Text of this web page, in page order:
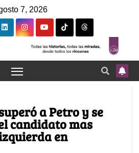
7, 2026
a Petro y se
candidato mas
en